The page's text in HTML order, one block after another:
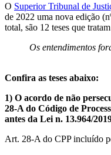
O Superior Tribunal de
de 2022 uma nova edição
total, são 12 teses que
Os entendimentos
Confira as teses abaixo:
1) O acordo de não
28-A do Código de
antes da Lei n. 13.964/
Art. 28-A do CPP incluído